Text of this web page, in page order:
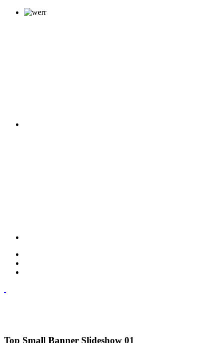
Top Small Banner Slideshow 01